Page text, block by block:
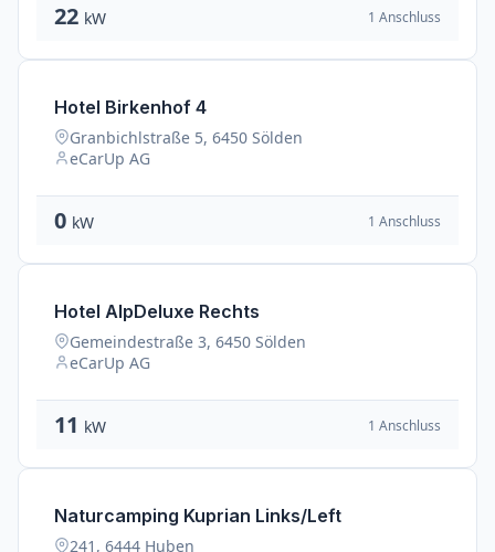
22 kW 1 Anschluss
Hotel Birkenhof 4
Granbichlstraße 5, 6450 Sölden
eCarUp AG
0 kW 1 Anschluss
Hotel AlpDeluxe Rechts
Gemeindestraße 3, 6450 Sölden
eCarUp AG
11 kW 1 Anschluss
Naturcamping Kuprian Links/Left
241, 6444 Huben